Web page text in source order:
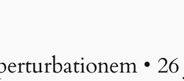
• 26